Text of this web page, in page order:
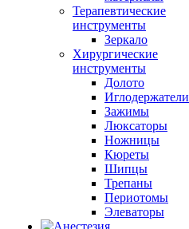
Терапевтические
инструменты
Зеркало
Хирургические
инструменты
Долото
Иглодержатели
Зажимы
Люксаторы
Ножницы
Кюреты
Шипцы
Трепаны
Периотомы
Элеваторы